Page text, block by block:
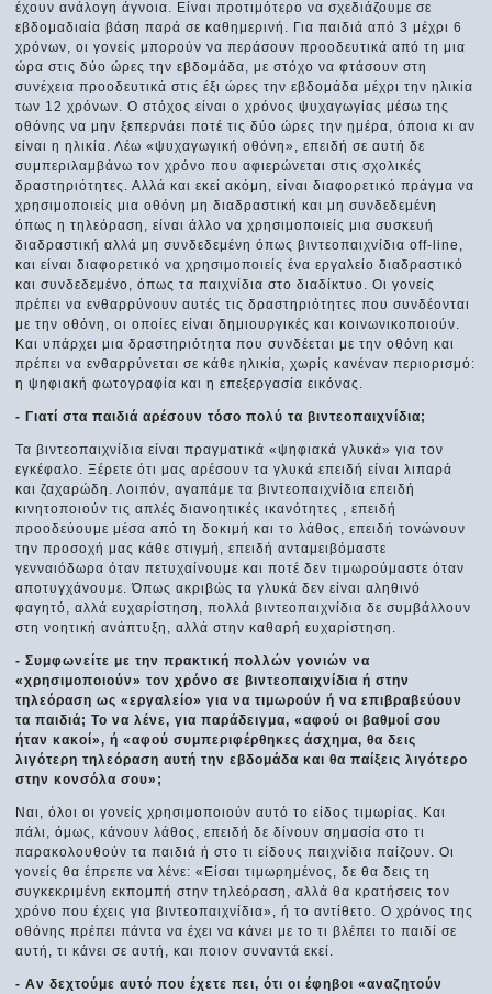
έχουν ανάλογη άγνοια. Είναι προτιμότερο να σχεδιάζουμε σε
εβδομαδιαία βάση παρά σε καθημερινή. Για παιδιά από 3 μέχρι 6
χρόνων, οι γονείς μπορούν να περάσουν προοδευτικά από τη μια
ώρα στις δύο ώρες την εβδομάδα, με στόχο να φτάσουν στη
συνέχεια προοδευτικά στις έξι ώρες την εβδομάδα μέχρι την ηλικία
των 12 χρόνων. Ο στόχος είναι ο χρόνος ψυχαγωγίας μέσω της
οθόνης να μην ξεπερνάει ποτέ τις δύο ώρες την ημέρα, όποια κι αν
είναι η ηλικία. Λέω «ψυχαγωγική οθόνη», επειδή σε αυτή δε
συμπεριλαμβάνω τον χρόνο που αφιερώνεται στις σχολικές
δραστηριότητες. Αλλά και εκεί ακόμη, είναι διαφορετικό πράγμα να
χρησιμοποιείς μια οθόνη μη διαδραστική και μη συνδεδεμένη
όπως η τηλεόραση, είναι άλλο να χρησιμοποιείς μια συσκευή
διαδραστική αλλά μη συνδεδεμένη όπως βιντεοπαιχνίδια off-line,
και είναι διαφορετικό να χρησιμοποιείς ένα εργαλείο διαδραστικό
και συνδεδεμένο, όπως τα παιχνίδια στο διαδίκτυο. Οι γονείς
πρέπει να ενθαρρύνουν αυτές τις δραστηριότητες που συνδέονται
με την οθόνη, οι οποίες είναι δημιουργικές και κοινωνικοποιούν.
Και υπάρχει μια δραστηριότητα που συνδέεται με την οθόνη και
πρέπει να ενθαρρύνεται σε κάθε ηλικία, χωρίς κανέναν περιορισμό:
η ψηφιακή φωτογραφία και η επεξεργασία εικόνας.
- Γιατί στα παιδιά αρέσουν τόσο πολύ τα βιντεοπαιχνίδια;
Τα βιντεοπαιχνίδια είναι πραγματικά «ψηφιακά γλυκά» για τον
εγκέφαλο. Ξέρετε ότι μας αρέσουν τα γλυκά επειδή είναι λιπαρά
και ζαχαρώδη. Λοιπόν, αγαπάμε τα βιντεοπαιχνίδια επειδή
κινητοποιούν τις απλές διανοητικές ικανότητες , επειδή
προοδεύουμε μέσα από τη δοκιμή και το λάθος, επειδή τονώνουν
την προσοχή μας κάθε στιγμή, επειδή ανταμειβόμαστε
γενναιόδωρα όταν πετυχαίνουμε και ποτέ δεν τιμωρούμαστε όταν
αποτυγχάνουμε. Όπως ακριβώς τα γλυκά δεν είναι αληθινό
φαγητό, αλλά ευχαρίστηση, πολλά βιντεοπαιχνίδια δε συμβάλλουν
στη νοητική ανάπτυξη, αλλά στην καθαρή ευχαρίστηση.
- Συμφωνείτε με την πρακτική πολλών γονιών να
«χρησιμοποιούν» τον χρόνο σε βιντεοπαιχνίδια ή στην
τηλεόραση ως «εργαλείο» για να τιμωρούν ή να επιβραβεύουν
τα παιδιά; Το να λένε, για παράδειγμα, «αφού οι βαθμοί σου
ήταν κακοί», ή «αφού συμπεριφέρθηκες άσχημα, θα δεις
λιγότερη τηλεόραση αυτή την εβδομάδα και θα παίξεις λιγότερο
στην κονσόλα σου»;
Ναι, όλοι οι γονείς χρησιμοποιούν αυτό το είδος τιμωρίας. Και
πάλι, όμως, κάνουν λάθος, επειδή δε δίνουν σημασία στο τι
παρακολουθούν τα παιδιά ή στο τι είδους παιχνίδια παίζουν. Οι
γονείς θα έπρεπε να λένε: «Είσαι τιμωρημένος, δε θα δεις τη
συγκεκριμένη εκπομπή στην τηλεόραση, αλλά θα κρατήσεις τον
χρόνο που έχεις για βιντεοπαιχνίδια», ή το αντίθετο. Ο χρόνος της
οθόνης πρέπει πάντα να έχει να κάνει με το τι βλέπει το παιδί σε
αυτή, τι κάνει σε αυτή, και ποιον συναντά εκεί.
- Αν δεχτούμε αυτό που έχετε πει, ότι οι έφηβοι «αναζητούν